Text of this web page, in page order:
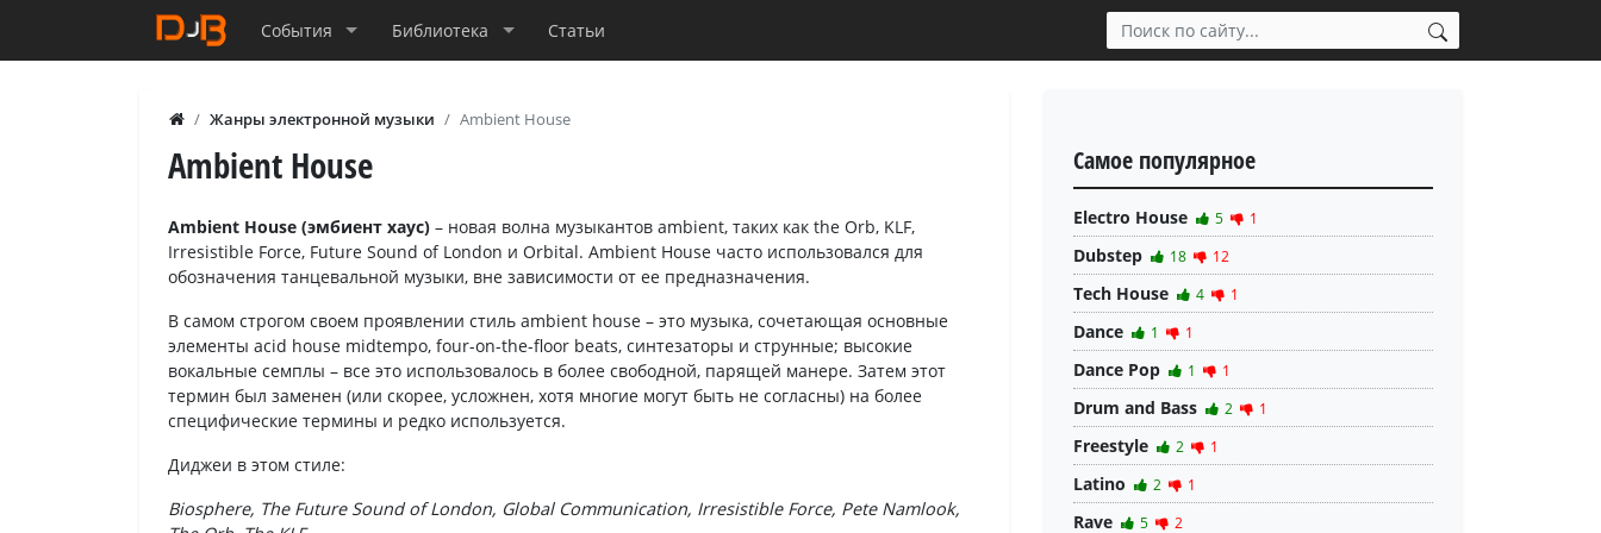
События Библиотека Статьи
Жанры электронной музыки Ambient House
Ambient House
Ambient House (эмбиент хаус) – новая волна музыкантов ambient, таких как the Orb, KLF,
Irresistible Force, Future Sound of London и Orbital. Ambient House часто использовался для
обозначения танцевальной музыки, вне зависимости от ее предназначения.
В самом строгом своем проявлении стиль ambient house – это музыка, сочетающая основные
элементы acid house midtempo, four-on-the-floor beats, синтезаторы и струнные; высокие
вокальные семплы – все это использовалось в более свободной, парящей манере. Затем этот
термин был заменен (или скорее, усложнен, хотя многие могут быть не согласны) на более
специфические термины и редко используется.
Диджеи в этом стиле:
Biosphere, The Future Sound of London, Global Communication, Irresistible Force, Pete Namlook,
Самое популярное
Electro House 5 1
Dubstep 18 12
Tech House 4 1
Dance 1 1
Dance Pop 1 1
Drum and Bass 2 1
Freestyle 2 1
Latino 2 1
Rave 5 2